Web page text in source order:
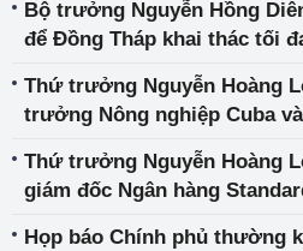
hợp tác kinh tế thương mại
(Quảng Tây)
Bộ trưởng Nguyễn Hồng
để Đồng Tháp khai thác tối
Thứ trưởng Nguyễn Hoàng
trưởng Nông nghiệp Cuba
Thứ trưởng Nguyễn Hoàng
giám đốc Ngân hàng
Họp báo Chính phủ thường